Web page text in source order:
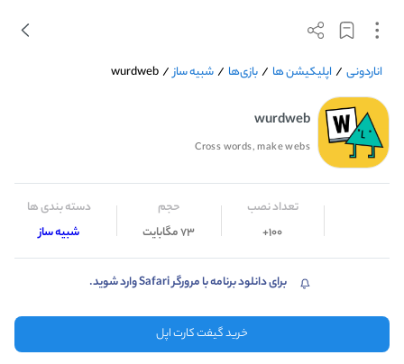
اناردونی / اپلیکیشن ها /بازی‌ها /شبیه ساز /
wurdweb
wurdweb
Cross words, make webs
تعداد نصب
100+
حجم
73 مگابایت
دسته بندی ها
شبیه ساز
برای دانلود برنامه با مرورگر Safari وارد شوید.
خرید گیفت کارت اپل